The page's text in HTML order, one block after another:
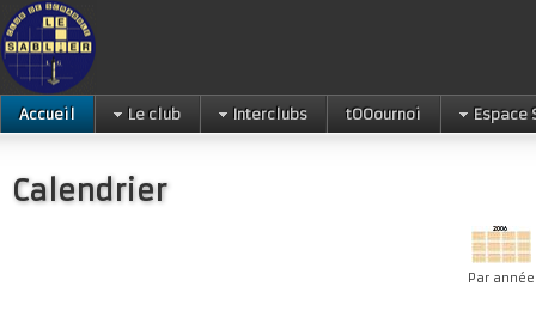
Accueil Le club Interclubs tOOournoi Espace
Calendrier
Par année